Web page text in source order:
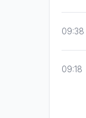
09:38
09:18